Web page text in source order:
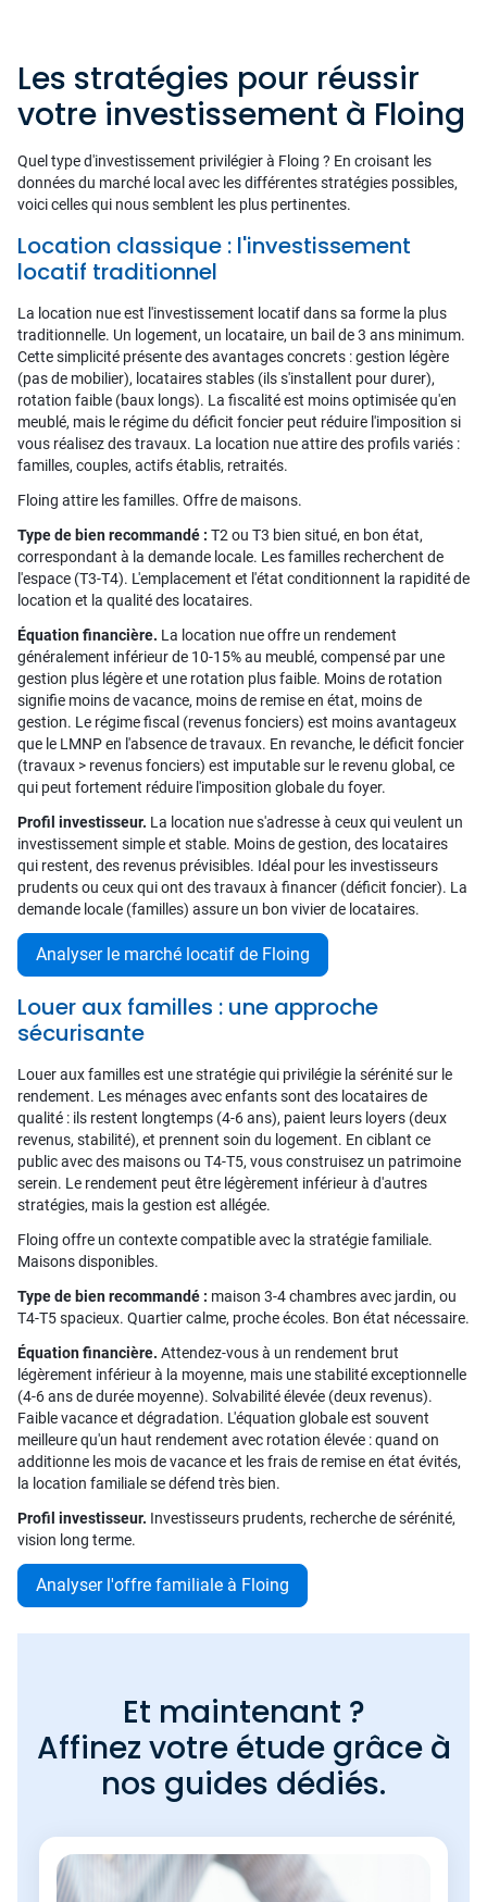
Les stratégies pour réussir
votre investissement à Floing
Quel type d'investissement privilégier à Floing ? En croisant les
données du marché local avec les différentes stratégies possibles,
voici celles qui nous semblent les plus pertinentes.
Location classique : l'investissement
locatif traditionnel
La location nue est l'investissement locatif dans sa forme la plus
traditionnelle. Un logement, un locataire, un bail de 3 ans minimum.
Cette simplicité présente des avantages concrets : gestion légère
(pas de mobilier), locataires stables (ils s'installent pour durer),
rotation faible (baux longs). La fiscalité est moins optimisée qu'en
meublé, mais le régime du déficit foncier peut réduire l'imposition si
vous réalisez des travaux. La location nue attire des profils variés :
familles, couples, actifs établis, retraités.
Floing attire les familles. Offre de maisons.
Type de bien recommandé : T2 ou T3 bien situé, en bon état,
correspondant à la demande locale. Les familles recherchent de
l'espace (T3-T4). L'emplacement et l'état conditionnent la rapidité de
location et la qualité des locataires.
Équation financière. La location nue offre un rendement
généralement inférieur de 10-15% au meublé, compensé par une
gestion plus légère et une rotation plus faible. Moins de rotation
signifie moins de vacance, moins de remise en état, moins de
gestion. Le régime fiscal (revenus fonciers) est moins avantageux
que le LMNP en l'absence de travaux. En revanche, le déficit foncier
(travaux > revenus fonciers) est imputable sur le revenu global, ce
qui peut fortement réduire l'imposition globale du foyer.
Profil investisseur. La location nue s'adresse à ceux qui veulent un
investissement simple et stable. Moins de gestion, des locataires
qui restent, des revenus prévisibles. Idéal pour les investisseurs
prudents ou ceux qui ont des travaux à financer (déficit foncier). La
demande locale (familles) assure un bon vivier de locataires.
Analyser le marché locatif de Floing
Louer aux familles : une approche
sécurisante
Louer aux familles est une stratégie qui privilégie la sérénité sur le
rendement. Les ménages avec enfants sont des locataires de
qualité : ils restent longtemps (4-6 ans), paient leurs loyers (deux
revenus, stabilité), et prennent soin du logement. En ciblant ce
public avec des maisons ou T4-T5, vous construisez un patrimoine
serein. Le rendement peut être légèrement inférieur à d'autres
stratégies, mais la gestion est allégée.
Floing offre un contexte compatible avec la stratégie familiale.
Maisons disponibles.
Type de bien recommandé : maison 3-4 chambres avec jardin, ou
T4-T5 spacieux. Quartier calme, proche écoles. Bon état nécessaire.
Équation financière. Attendez-vous à un rendement brut
légèrement inférieur à la moyenne, mais une stabilité exceptionnelle
(4-6 ans de durée moyenne). Solvabilité élevée (deux revenus).
Faible vacance et dégradation. L'équation globale est souvent
meilleure qu'un haut rendement avec rotation élevée : quand on
additionne les mois de vacance et les frais de remise en état évités,
la location familiale se défend très bien.
Profil investisseur. Investisseurs prudents, recherche de sérénité,
vision long terme.
Analyser l'offre familiale à Floing
Et maintenant ?
Affinez votre étude grâce à
nos guides dédiés.